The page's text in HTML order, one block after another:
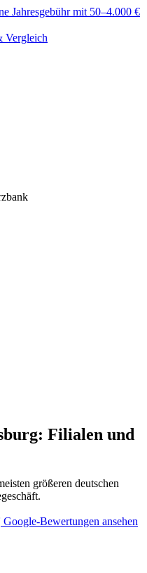
Jahresgebühr mit 50–4.000 €
Vergleich
Filialen und
größeren deutschen
Google-Bewertungen ansehen